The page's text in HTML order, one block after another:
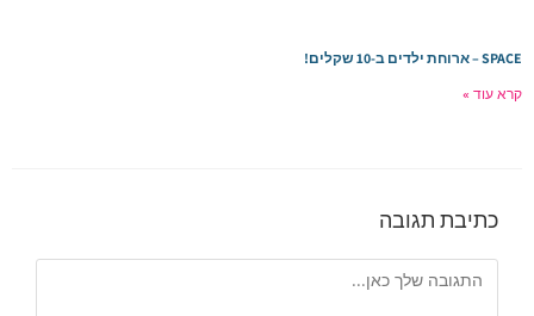
SPACE – ארוחת ילדים ב-10 שקלים!
קרא עוד »
כתיבת תגובה